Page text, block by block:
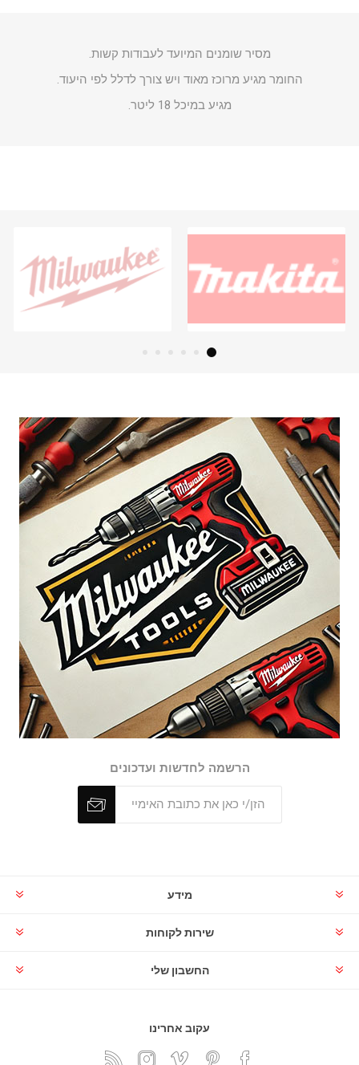
מסיר שומנים המיועד לעבודות קשות.
החומר מגיע מרוכז מאוד ויש צורך לדלל לפי היעוד.
מגיע במיכל 18 ליטר.
הרשמה לחדשות ועדכונים
מידע
שירות לקוחות
החשבון שלי
עקוב אחרינו